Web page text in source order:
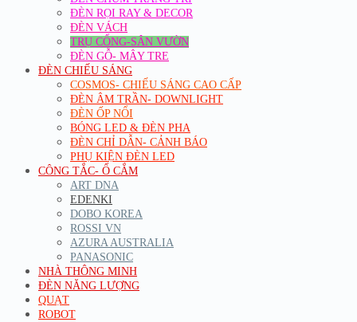
ĐÈN RỌI RAY & DECOR
ĐÈN VÁCH
TRỤ CỔNG-SÂN VƯỜN
ĐÈN GỖ- MÂY TRE
ĐÈN CHIẾU SÁNG
COSMOS- CHIẾU SÁNG CAO CẤP
ĐÈN ÂM TRẦN- DOWNLIGHT
ĐÈN ỐP NỔI
BÓNG LED & ĐÈN PHA
ĐÈN CHỈ DẪN- CẢNH BÁO
PHỤ KIỆN ĐÈN LED
CÔNG TẮC- Ổ CẮM
ART DNA
EDENKI
DOBO KOREA
ROSSI VN
AZURA AUSTRALIA
PANASONIC
NHÀ THÔNG MINH
ĐÈN NĂNG LƯỢNG
QUẠT
ROBOT